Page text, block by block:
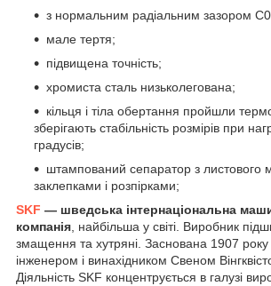
з нормальним радіальним зазором
мале тертя;
підвищена точність;
хромиста сталь низьколегована;
кільця і тіла обертання пройшли
зберігають стабільність розмірів при
градусів;
штампований сепаратор з листового
заклепками і розпірками;
SKF — шведська інтернаціональна
компанія, найбільша у світі. Виробник
змащення та хутряні. Заснована 1907
інженером і винахідником Свеном
Діяльність SKF концентрується в галузі